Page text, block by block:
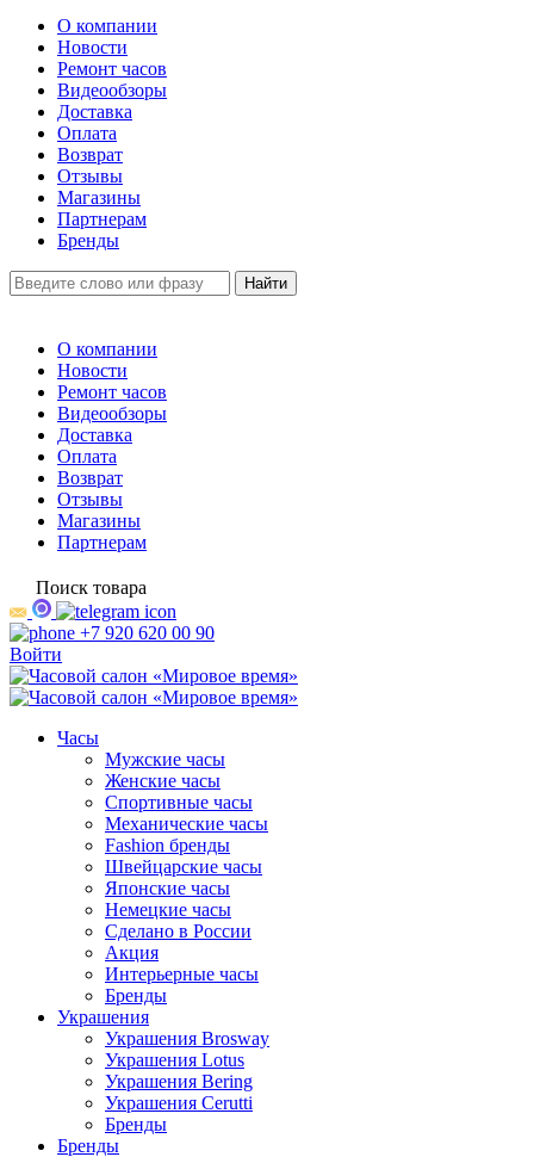
О компании
Новости
Ремонт часов
Видеообзоры
Доставка
Оплата
Возврат
Отзывы
Магазины
Партнерам
Бренды
О компании
Новости
Ремонт часов
Видеообзоры
Доставка
Оплата
Возврат
Отзывы
Магазины
Партнерам
Поиск товара
+7 920 620 00 90
Войти
Часы
Мужские часы
Женские часы
Спортивные часы
Механические часы
Fashion бренды
Швейцарские часы
Японские часы
Немецкие часы
Сделано в России
Акция
Интерьерные часы
Бренды
Украшения
Украшения Brosway
Украшения Lotus
Украшения Bering
Украшения Cerutti
Бренды
Бренды